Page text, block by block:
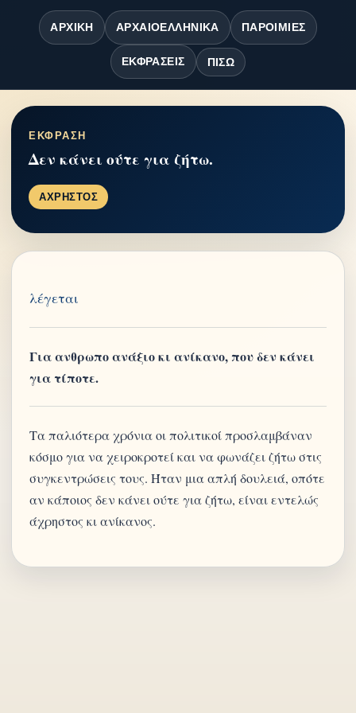
ΑΡΧΙΚΉ ΑΡΧΑΙΟΕΛΛΗΝΙΚΆ ΠΑΡΟΙΜΊΕΣ
ΕΚΦΡΆΣΕΙΣ ΠΊΣΩ
ΕΚΦΡΑΣΗ
Δεν κάνει ούτε για ζήτω.
ΑΧΡΗΣΤΟΣ
λέγεται
Για ανθρωπο ανάξιο κι ανίκανο, που δεν κάνει
για τίποτε.
Τα παλιότερα χρόνια οι πολιτικοί προσλαμβάναν
κόσμο για να χειροκροτεί και να φωνάζει ζήτω στις
συγκεντρώσεις τους. Ήταν μια απλή δουλειά, οπότε
αν κάποιος δεν κάνει ούτε για ζήτω, είναι εντελώς
άχρηστος κι ανίκανος.